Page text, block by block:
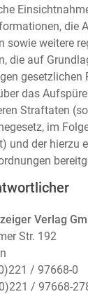
die
sowie weitere
die auf
gesetzlichen
das
Straftaten
im
und der hierzu
Verlag
Str. 192
/ 97668-0
/ 97668-